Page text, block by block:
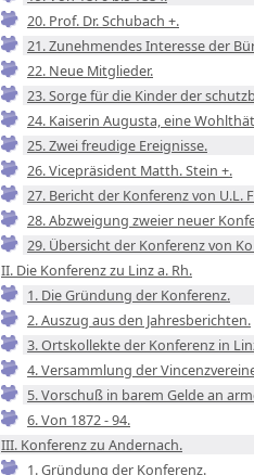
20. Prof. Dr. Schubach +.
21. Zunehmendes Interesse der
22. Neue Mitglieder.
23. Sorge für die Kinder der
24. Kaiserin Augusta, eine
25. Zwei freudige Ereignisse.
26. Vicepräsident Matth. Stein +.
27. Bericht der Konferenz von U.L.
28. Abzweigung zweier neuer
29. Übersicht der Konferenz von
II. Die Konferenz zu Linz a. Rh.
1. Die Gründung der Konferenz.
2. Auszug aus den Jahresberichten.
3. Ortskollekte der Konferenz in
4. Versammlung der
5. Vorschuß in barem Gelde an
6. Von 1872 - 94.
III. Konferenz zu Andernach.
1. Gründung der Konferenz.